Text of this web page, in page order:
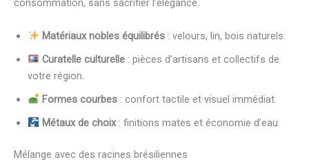
consommation, sans sacrifier l’élégance.
Matériaux nobles équilibrés: velours, lin, bois naturels.
Curatelle culturelle: pièces d’artisans et collectifs de
votre région.
Formes courbes: confort tactile et visuel immédiat.
Métaux de choix: finitions mates et économie d’eau.
Mélange avec des racines brésiliennes